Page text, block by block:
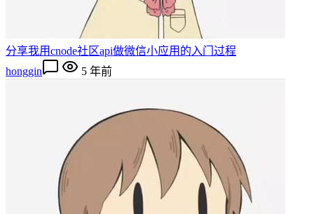
分享我用cnode社区api做微信小应用的入门过程
honggin
5 年前